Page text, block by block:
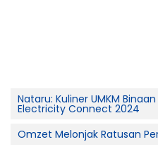
Nataru: Kuliner UMKM
Electricity Connect 2024
Omzet Melonjak Ratusan